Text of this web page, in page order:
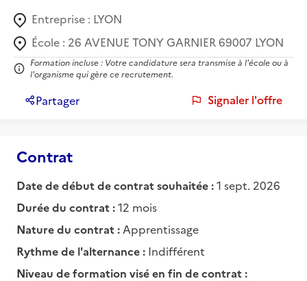
Entreprise : LYON
École : 26 AVENUE TONY GARNIER 69007 LYON
Formation incluse : Votre candidature sera transmise à l'école ou à
l'organisme qui gère ce recrutement.
Partager Signaler l'offre
Contrat
Date de début de contrat souhaitée :1 sept. 2026
Durée du contrat :12 mois
Nature du contrat : Apprentissage
Rythme de l'alternance : Indifférent
Niveau de formation visé en fin de contrat :